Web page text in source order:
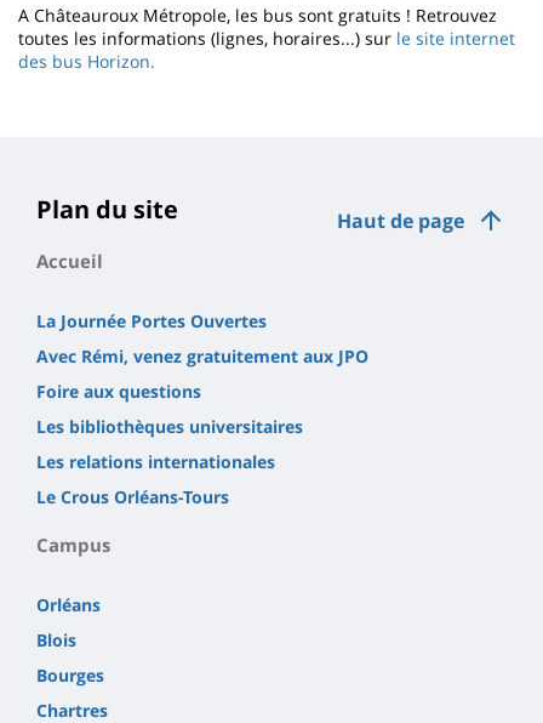
A Châteauroux Métropole, les bus sont gratuits ! Retrouvez
toutes les informations (lignes, horaires...) sur le site internet
des bus Horizon.
Haut de page
Plan du site
Accueil
La Journée Portes Ouvertes
Avec Rémi, venez gratuitement aux JPO
Foire aux questions
Les bibliothèques universitaires
Les relations internationales
Le Crous Orléans-Tours
Campus
Orléans
Blois
Bourges
Chartres